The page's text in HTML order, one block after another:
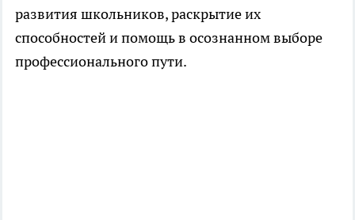
развития школьников, раскрытие их
способностей и помощь в осознанном выборе
профессионального пути.